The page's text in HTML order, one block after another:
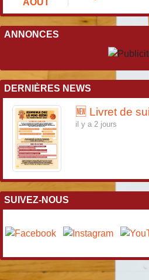
AOÛT
ANNONCES
DERNIÈRES NEWS
🆕 Livret de
il y a 2 jours
SUIVEZ-NOUS